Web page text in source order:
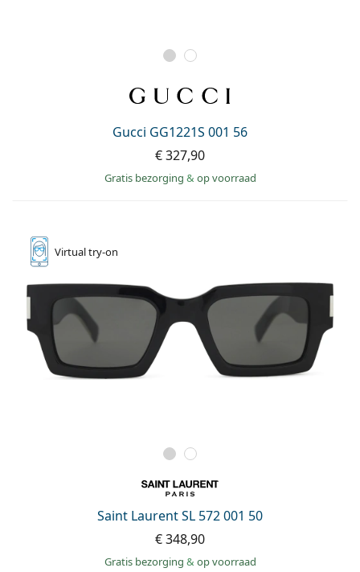
Gucci GG1221S 001 56
€ 327,90
Gratis bezorging & op voorraad
Virtualtry-on
Saint Laurent SL 572 001 50
€ 348,90
Gratis bezorging & op voorraad